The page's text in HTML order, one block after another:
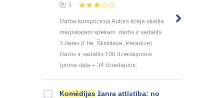
3
Darba kompozīcija Autors ticēja skaitļa
maģiskajam spēkam: darbs ir sadalīts
3 daļās (Elle, Šķīstītava, Paradīze).
Darbs ir sadalīts 100 dziedājumos
(pirmā daļa – 34 dziedājumi, ...
Komēdijas žanra attīstība: no